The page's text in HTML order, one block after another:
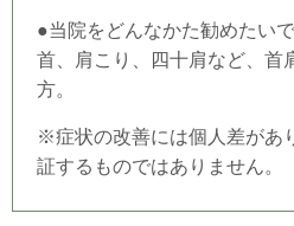
●当 院をどんなかた勧めたい
首、肩こり、四十肩など、首
方。
※症状の改善には個人差があ
証するものではありません。